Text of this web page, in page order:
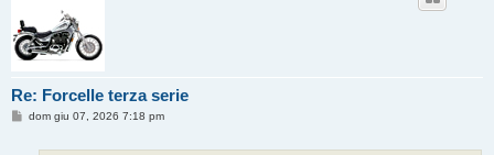
Re: Forcelle terza serie
Mdom giu 07, 2026 7:18 pm